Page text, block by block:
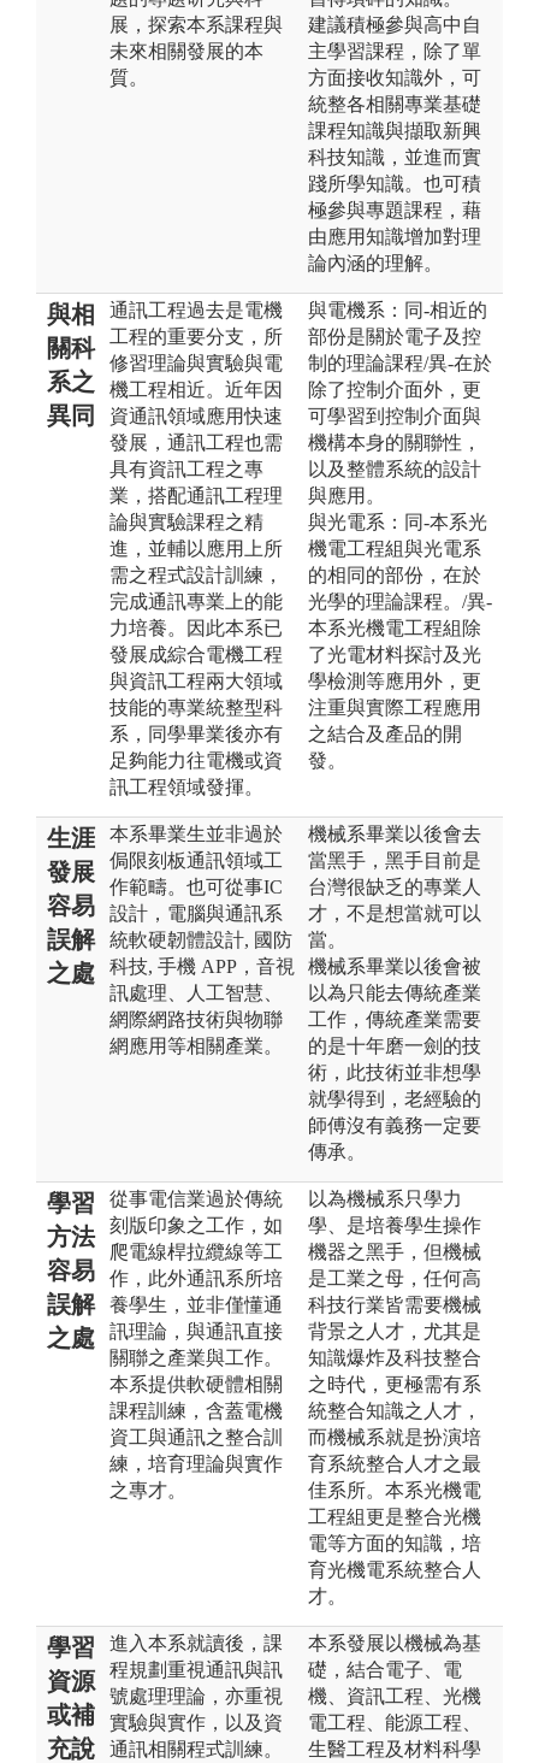
展，探索本系課程與
未來相關發展的本
質。
建議積極參與高中自
主學習課程，除了單
方面接收知識外，可
統整各相關專業基礎
課程知識與擷取新興
科技知識，並進而實
踐所學知識。也可積
極參與專題課程，藉
由應用知識增加對理
論內涵的理解。
與相
關科
系之
異同
通訊工程過去是電機
工程的重要分支，所
修習理論與實驗與電
機工程相近。近年因
資通訊領域應用快速
發展，通訊工程也需
具有資訊工程之專
業，搭配通訊工程理
論與實驗課程之精
進，並輔以應用上所
需之程式設計訓練，
完成通訊專業上的能
力培養。因此本系已
發展成綜合電機工程
與資訊工程兩大領域
技能的專業統整型科
系，同學畢業後亦有
足夠能力往電機或資
訊工程領域發揮。
與電機系：同-相近的
部份是關於電子及控
制的理論課程/異-在於
除了控制介面外，更
可學習到控制介面與
機構本身的關聯性，
以及整體系統的設計
與應用。
與光電系：同-本系光
機電工程組與光電系
的相同的部份，在於
光學的理論課程。/異-
本系光機電工程組除
了光電材料探討及光
學檢測等應用外，更
注重與實際工程應用
之結合及產品的開
發。
生涯
發展
容易
誤解
之處
本系畢業生並非過於
侷限刻板通訊領域工
作範疇。也可從事IC
設計，電腦與通訊系
統軟硬韌體設計, 國防
科技, 手機 APP，音視
訊處理、人工智慧、
網際網路技術與物聯
網應用等相關產業。
機械系畢業以後會去
當黑手，黑手目前是
台灣很缺乏的專業人
才，不是想當就可以
當。
機械系畢業以後會被
以為只能去傳統產業
工作，傳統產業需要
的是十年磨一劍的技
術，此技術並非想學
就學得到，老經驗的
師傅沒有義務一定要
傳承。
學習
方法
容易
誤解
之處
從事電信業過於傳統
刻版印象之工作，如
爬電線桿拉纜線等工
作，此外通訊系所培
養學生，並非僅懂通
訊理論，與通訊直接
關聯之產業與工作。
本系提供軟硬體相關
課程訓練，含蓋電機
資工與通訊之整合訓
練，培育理論與實作
之專才。
以為機械系只學力
學、是培養學生操作
機器之黑手，但機械
是工業之母，任何高
科技行業皆需要機械
背景之人才，尤其是
知識爆炸及科技整合
之時代，更極需有系
統整合知識之人才，
而機械系就是扮演培
育系統整合人才之最
佳系所。本系光機電
工程組更是整合光機
電等方面的知識，培
育光機電系統整合人
才。
學習
資源
或補
充說
進入本系就讀後，課
程規劃重視通訊與訊
號處理理論，亦重視
實驗與實作，以及資
通訊相關程式訓練。
本系發展以機械為基
礎，結合電子、電
機、資訊工程、光機
電工程、能源工程、
生醫工程及材料科學